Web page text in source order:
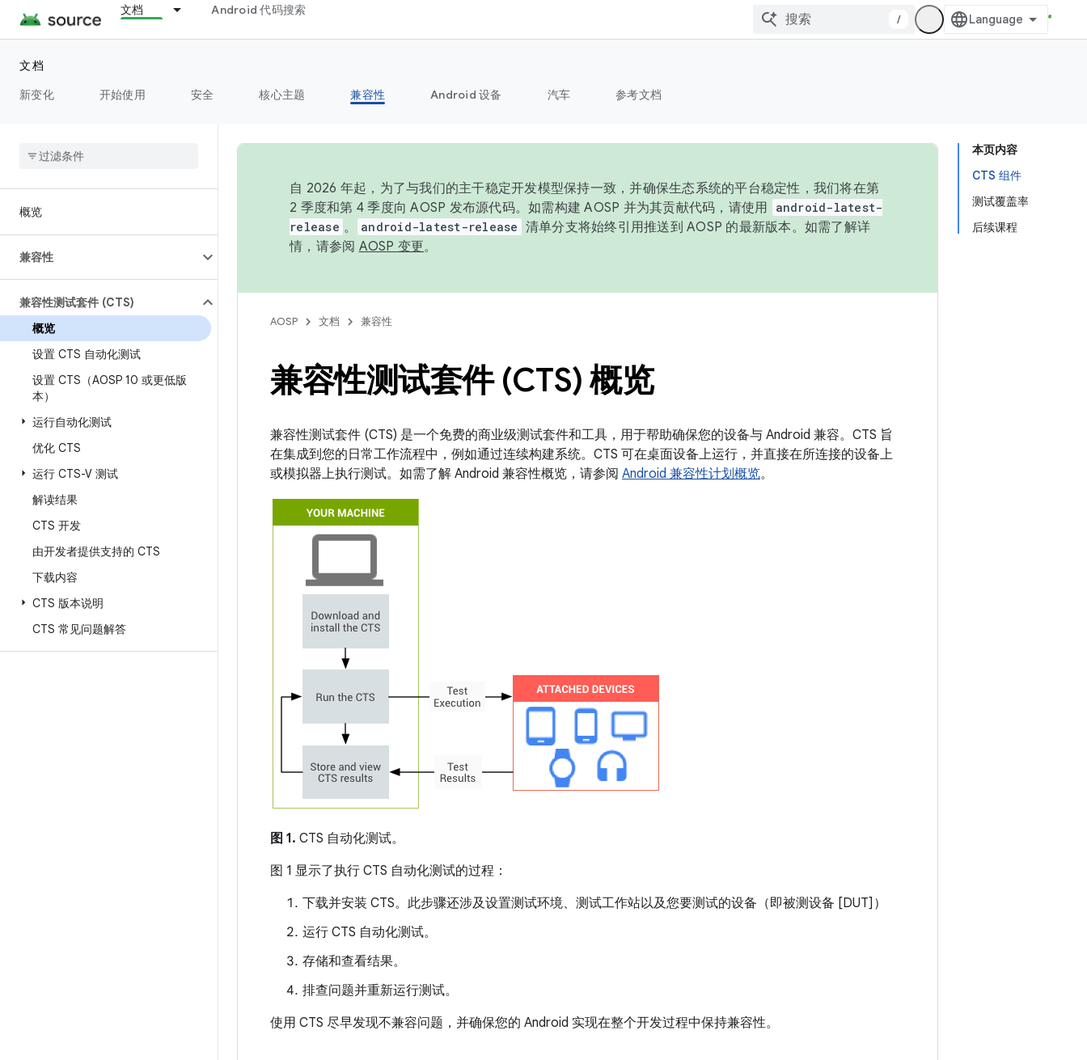
文档 Android 代码搜索
/
文档
新变化
开始使用 安全 核心主题 兼容性 Android 设备 汽车 参考文档
概览
兼容性
兼容性测试套件 (CTS)
概览
设置 CTS 自动化测试
设置 CTS（AOSP 10 或更低版
本）
运行自动化测试
优化 CTS
运行 CTS-V 测试
解读结果
CTS 开发
由开发者提供支持的 CTS
下载内容
CTS 版本说明
CTS 常见问题解答
本页内容
CTS 组件
测试覆盖率
后续课程
自 2026 年起，为了与我们的主干稳定开发模型保持一致，并确保生态系统的平台稳定性，我们将在第
2 季度和第 4 季度向 AOSP 发布源代码。如需构建 AOSP 并为其贡献代码，请使用
android-latest-
release 。 android-latest-release 清单分支将始终引用推送到 AOSP 的最新版本。如需了解详
情，请参阅 AOSP 变更。
AOSP 文档 兼容性
兼容性测试套件 (CTS) 概览
兼容性测试套件 (CTS) 是一个免费的商业级测试套件和工具，用于帮助确保您的设备与 Android 兼容。CTS 旨
在集成到您的日常工作流程中，例如通过连续构建系统。CTS 可在桌面设备上运行，并直接在所连接的设备上
或模拟器上执行测试。如需了解 Android 兼容性概览，请参阅 Android 兼容性计划概览。
图 1. CTS 自动化测试。
图 1 显示了执行 CTS 自动化测试的过程：
下载并安装 CTS。此步骤还涉及设置测试环境、测试工作站以及您要测试的设备（即被测设备 [DUT]）
运行 CTS 自动化测试。
存储和查看结果。
排查问题并重新运行测试。
使用 CTS 尽早发现不兼容问题，并确保您的 Android 实现在整个开发过程中保持兼容性。